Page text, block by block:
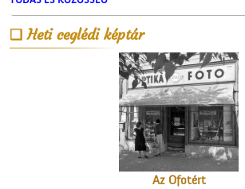
Heti ceglédi képtárA Ceglédi Dózsa György
Népi Kollégium diákjai
énekelnek
Az Ofotért